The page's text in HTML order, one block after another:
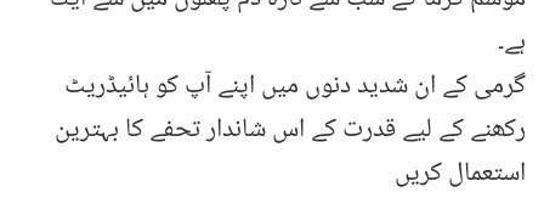
ہے۔
گرمی کے ان شدید دنوں میں اپنے آپ کو ہائیڈریٹ
رکھنے کے لیے قدرت کے اس شاندار تحفے کا بہترین
استعمال کریں